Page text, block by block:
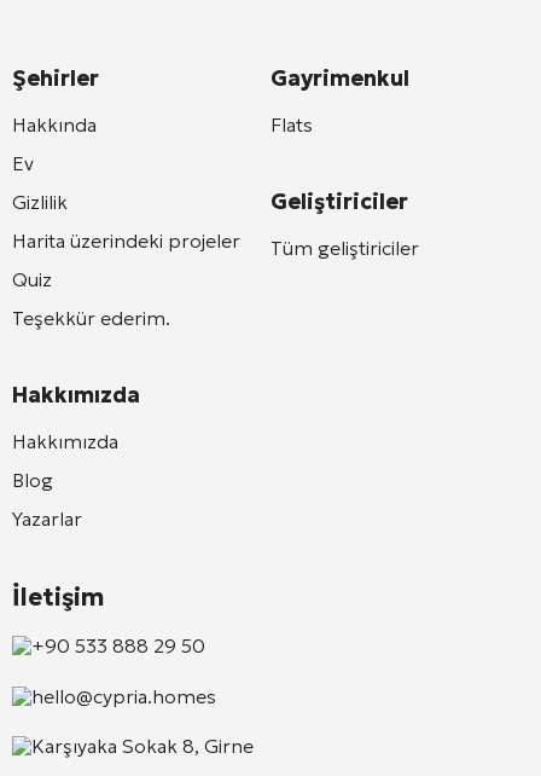
Şehirler
Hakkında
Ev
Gizlilik
Harita üzerindeki projeler
Quiz
Teşekkür ederim.
Hakkımızda
Hakkımızda
Blog
Yazarlar
Gayrimenkul
Flats
Geliştiriciler
Tüm geliştiriciler
İletişim
+90 533 888 29 50
hello@cypria.homes
Karşıyaka Sokak 8, Girne